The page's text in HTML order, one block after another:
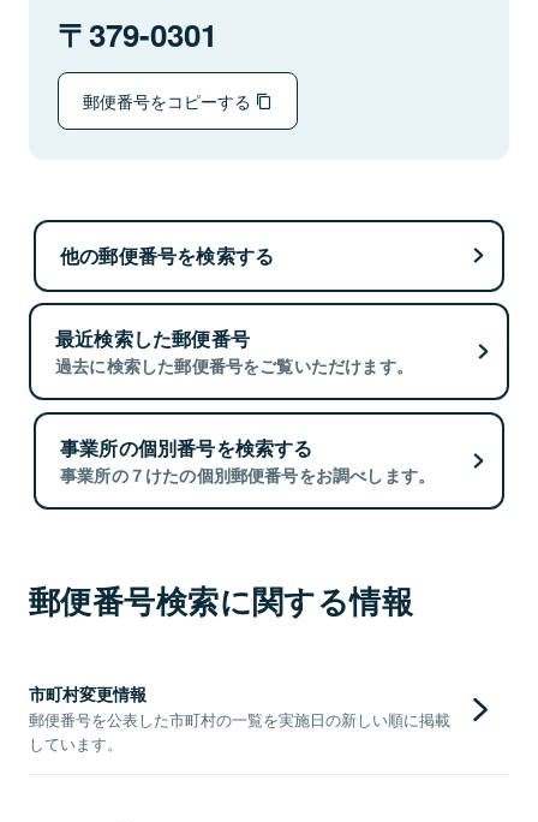
379-0301
郵便番号をコピーする
他の郵便番号を検索する
最近検索した郵便番号
過去に検索した郵便番号をご覧いただけます。
事業所の個別番号を検索する
事業所の７けたの個別郵便番号をお調べします。
郵便番号検索に関する情報
市町村変更情報
郵便番号を公表した市町村の一覧を実施日の新しい順に掲載
しています。